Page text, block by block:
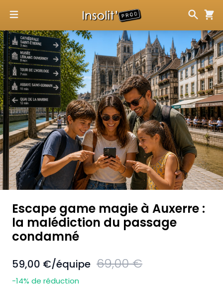
Escape game magie à Auxerre :
la malédiction du passage
condamné
59,00 €/équipe 69,00 €
-14% de réduction